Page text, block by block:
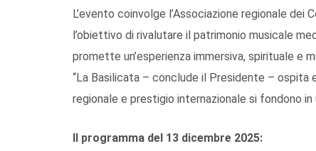
L’evento coinvolge l’Associazione regionale dei
l’obiettivo di rivalutare il patrimonio musicale
promette un’esperienza immersiva, spirituale e
“La Basilicata – conclude il Presidente – ospita
regionale e prestigio internazionale si fondono in
Il programma del 13 dicembre 2025: